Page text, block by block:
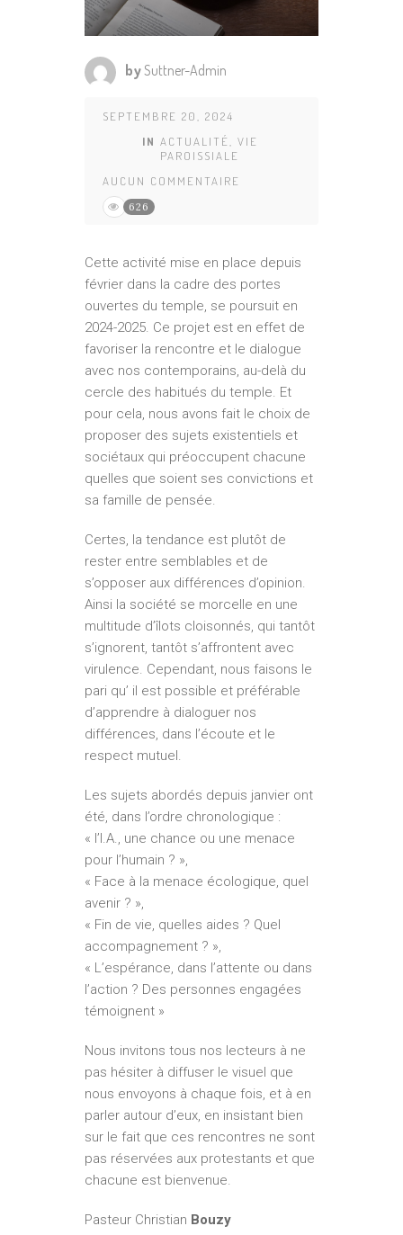
bySuttner-Admin
SEPTEMBRE 20, 2024
IN ACTUALITÉ, VIE
PAROISSIALE
AUCUN COMMENTAIRE
626
Cette activité mise en place depuis
février dans la cadre des portes
ouvertes du temple, se poursuit en
2024­-2025. Ce projet est en effet de
favoriser la rencontre et le dialogue
avec nos contemporains, au­-delà du
cercle des habitués du temple. Et
pour cela, nous avons fait le choix de
proposer des sujets existentiels et
sociétaux qui préoccupent chacun­e
quelles que soient ses convictions et
sa famille de pensée.
Certes, la tendance est plutôt de
rester entre semblables et de
s’opposer aux différences d’opinion.
Ainsi la société se morcelle en une
multitude d’îlots cloisonnés, qui tantôt
s’ignorent, tantôt s’affrontent avec
virulence. Cependant, nous faisons le
pari qu’ il est possible et préférable
d’apprendre à dialoguer nos
différences, dans l’écoute et le
respect mutuel.
Les sujets abordés depuis janvier ont
été, dans l’ordre chronologique :
« l’I.A., une chance ou une menace
pour l’humain ? »,
« Face à la menace écologique, quel
avenir ? »,
« Fin de vie, quelles aides ? Quel
accompagnement ? »,
« L’espérance, dans l’attente ou dans
l’action ? Des personnes engagées
témoignent »
Nous invitons tous nos lecteurs à ne
pas hésiter à diffuser le visuel que
nous envoyons à chaque fois, et à en
parler autour d’eux, en insistant bien
sur le fait que ces rencontres ne sont
pas réservées aux protestants et que
chacun­e est bienvenu­e.
Pasteur Christian Bouzy